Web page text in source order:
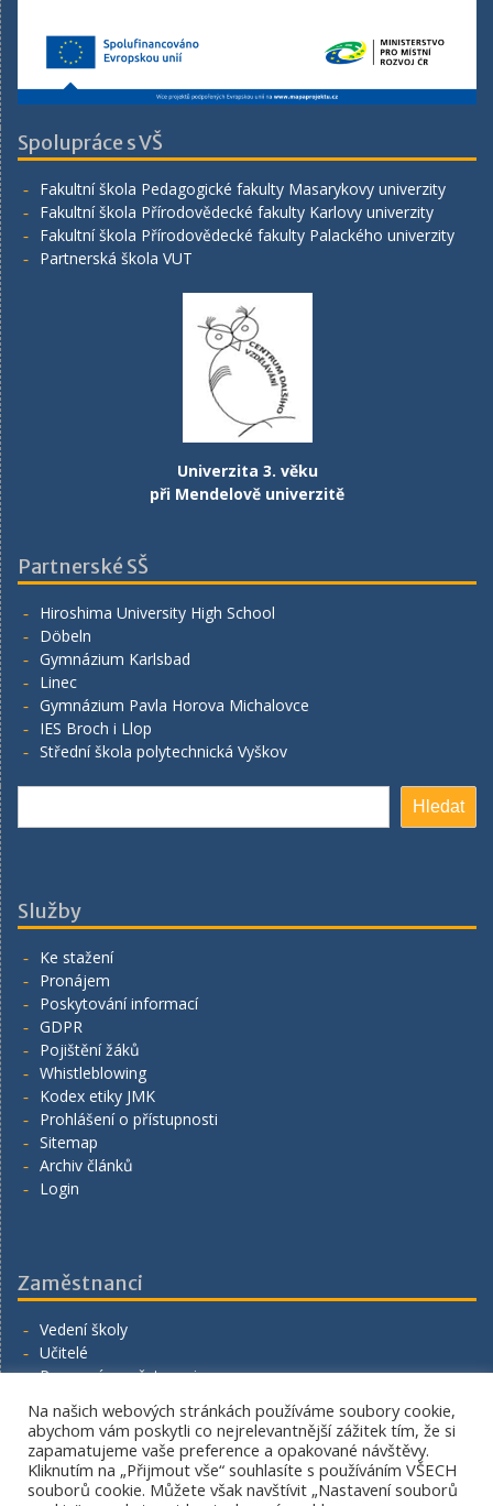
Spolupráce s VŠ
Fakultní škola Pedagogické fakulty Masarykovy univerzity
Fakultní škola Přírodovědecké fakulty Karlovy univerzity
Fakultní škola Přírodovědecké fakulty Palackého univerzity
Partnerská škola VUT
Univerzita 3. věku
při Mendelově univerzitě
Partnerské SŠ
Hiroshima University High School
Döbeln
Gymnázium Karlsbad
Linec
Gymnázium Pavla Horova Michalovce
IES Broch i Llop
Střední škola polytechnická Vyškov
Hledat
Služby
Ke stažení
Pronájem
Poskytování informací
GDPR
Pojištění žáků
Whistleblowing
Kodex etiky JMK
Prohlášení o přístupnosti
Sitemap
Archiv článků
Login
Zaměstnanci
Vedení školy
Učitelé
Provozní zaměstnanci
Volná místa
Napište nám
Na našich webových stránkách používáme soubory cookie,
abychom vám poskytli co nejrelevantnější zážitek tím, že si
zapamatujeme vaše preference a opakované návštěvy.
Kliknutím na „Přijmout vše“ souhlasíte s používáním VŠECH
souborů cookie. Můžete však navštívit „Nastavení souborů